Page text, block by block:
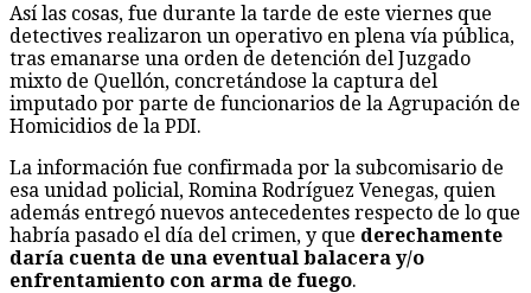
Así las cosas, fue durante la tarde de este viernes que
detectives realizaron un operativo en plena vía pública,
tras emanarse una orden de detención del Juzgado
mixto de Quellón, concretándose la captura del
imputado por parte de funcionarios de la Agrupación de
Homicidios de la PDI.
La información fue confirmada por la subcomisario de
esa unidad policial, Romina Rodríguez Venegas, quien
además entregó nuevos antecedentes respecto de lo que
habría pasado el día del crimen, y que derechamente
daría cuenta de una eventual balacera y/o
enfrentamiento con arma de fuego.